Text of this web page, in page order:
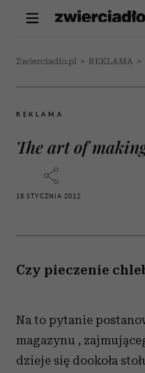
Zwierciadlo.pl > REKLAMA >
REKLAMA
The art of
18 STYCZNIA 2012
Czy pieczenie
Na to pytanie
magazynu ,
dzieje się dookoła